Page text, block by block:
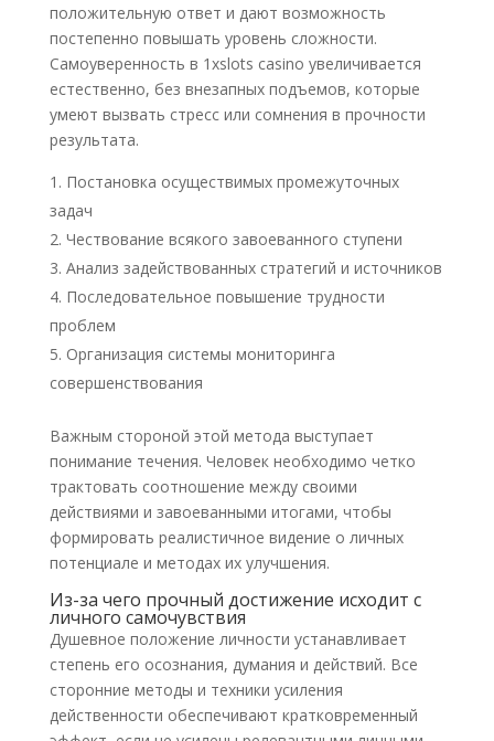
положительную ответ и дают возможность
постепенно повышать уровень сложности.
Самоуверенность в 1xslots casino увеличивается
естественно, без внезапных подъемов, которые
умеют вызвать стресс или сомнения в прочности
результата.
Постановка осуществимых промежуточных
задач
Чествование всякого завоеванного ступени
Анализ задействованных стратегий и источников
Последовательное повышение трудности
проблем
Организация системы мониторинга
совершенствования
Важным стороной этой метода выступает
понимание течения. Человек необходимо четко
трактовать соотношение между своими
действиями и завоеванными итогами, чтобы
формировать реалистичное видение о личных
потенциале и методах их улучшения.
Из-за чего прочный достижение исходит с
личного самочувствия
Душевное положение личности устанавливает
степень его осознания, думания и действий. Все
сторонние методы и техники усиления
действенности обеспечивают кратковременный